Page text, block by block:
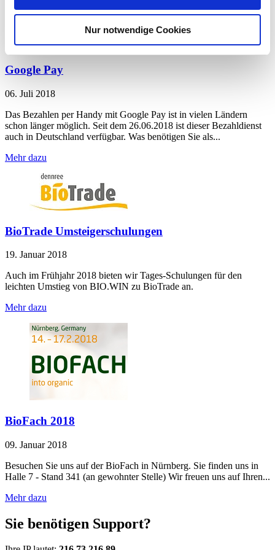
Nur notwendige Cookies
Google Pay
06. Juli 2018
Das Bezahlen per Handy mit Google Pay ist in vielen Ländern
schon länger möglich. Seit dem 26.06.2018 ist dieser Bezahldienst
auch in Deutschland verfügbar. Was benötigen Sie als...
Mehr dazu
BioTrade Umsteigerschulungen
19. Januar 2018
Auch im Frühjahr 2018 bieten wir Tages-Schulungen für den
leichten Umstieg von BIO.WIN zu BioTrade an.
Mehr dazu
BioFach 2018
09. Januar 2018
Besuchen Sie uns auf der BioFach in Nürnberg. Sie finden uns in
Halle 7 - Stand 341 (an gewohnter Stelle) Wir freuen uns auf Ihren...
Mehr dazu
Sie benötigen Support?